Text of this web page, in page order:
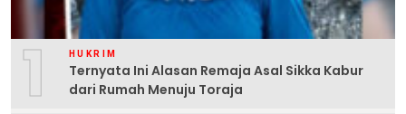
1 HUKRIM
Ternyata Ini Alasan Remaja Asal Sikka Kabur
dari Rumah Menuju Toraja